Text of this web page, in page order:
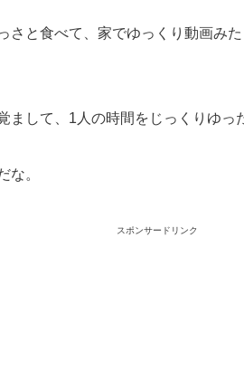
さと食べて、家でゆっくり動画み
まして、1人の時間をじっくりゆっ
な。
スポンサードリンク